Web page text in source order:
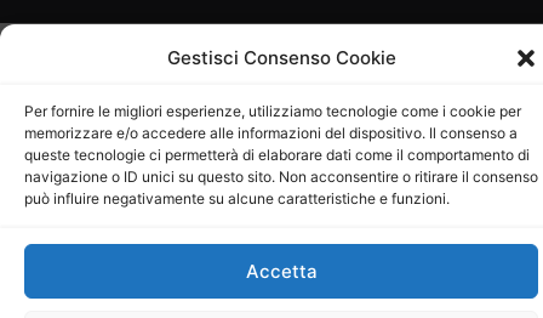
Gestisci Consenso Cookie
Per fornire le migliori esperienze, utilizziamo tecnologie come i cookie per
memorizzare e/o accedere alle informazioni del dispositivo. Il consenso a
queste tecnologie ci permetterà di elaborare dati come il comportamento di
navigazione o ID unici su questo sito. Non acconsentire o ritirare il consenso
può influire negativamente su alcune caratteristiche e funzioni.
Accetta